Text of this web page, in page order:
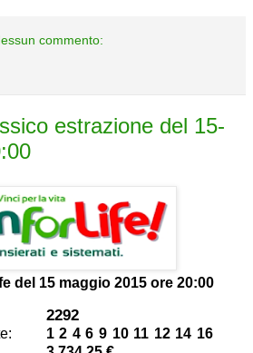
commento:
estrazione del 15-
del 15 maggio 2015 ore 20:00
2292
1 2 4 6 9 10 11 12 14 16